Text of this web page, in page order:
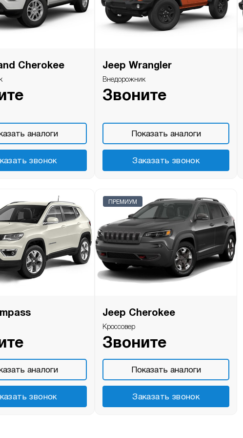
Cherokee
аналоги
звонок
Jeep Wrangler
Внедорожник
Звоните
Показать аналоги
Заказать звонок
аналоги
звонок
ПРЕМИУМ
Jeep Cherokee
Кроссовер
Звоните
Показать аналоги
Заказать звонок